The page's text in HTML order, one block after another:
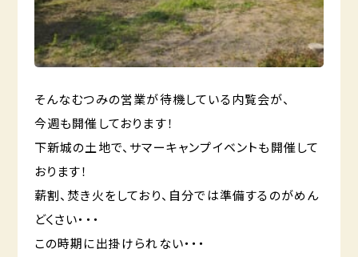
そんなむつみの営業が待機している内覧会が、
今週も開催しております！
下新城の土地で、サマーキャンプイベントも開催して
おります！
薪割、焚き火をしており、自分では準備するのがめん
どくさい・・・
この時期に出掛けられない・・・